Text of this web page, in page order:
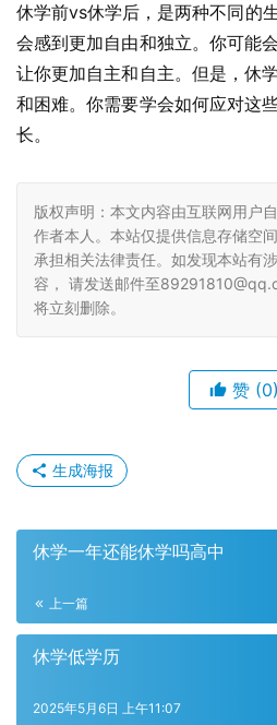
休学前vs休学后，是两种不同的
会感到更加自由和独立。你可能
让你更加自主和自主。但是，休
和困难。你需要学会如何应对这
长。
版权声明：本文内容由互联网用户
作者本人。本站仅提供信息存储空
承担相关法律责任。如发现本站有
容， 请发送邮件至
将立刻删除。
赞 (0)
生成海报
休学一年还能休学吗高中
上一篇
休学低学历
2025年5月6日 上午11:07